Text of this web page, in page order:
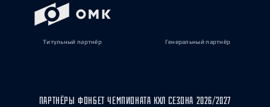
Титульный партнёр Генеральный партнёр
ПАРТНЁРЫ ФОНБЕТ ЧЕМПИОНАТА КХЛ СЕЗОНА 2026/2027